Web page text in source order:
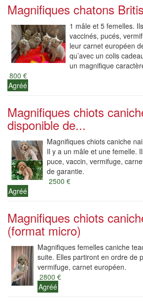
Magnifiques chatons
1 mâle et 5 femelles.
vaccinés, pucés,
leur carnet européen
qu’avec un colis
un magnifique
800 €
Agréé
Magnifiques chiots
disponible de...
Magnifiques chiots caniche
Il y a un mâle et une femelle.
puce, vaccin, vermifuge,
de garantie.
2500 €
Agréé
Magnifiques chiots
(format micro)
Magnifiques femelles caniche
suite. Elles partiront en ordre de
vermifuge, carnet européen.
2800 €
Agréé